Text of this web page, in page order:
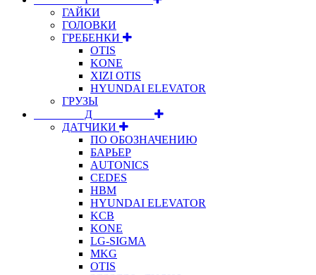
ГАЙКИ
ГОЛОВКИ
ГРЕБЕНКИ
OTIS
KONE
XIZI OTIS
HYUNDAI ELEVATOR
ГРУЗЫ
⠀⠀⠀⠀⠀⠀Д⠀⠀⠀⠀⠀⠀⠀
ДАТЧИКИ
ПО ОБОЗНАЧЕНИЮ
БАРЬЕР
AUTONICS
CEDES
HBM
HYUNDAI ELEVATOR
KCB
KONE
LG-SIGMA
MKG
OTIS